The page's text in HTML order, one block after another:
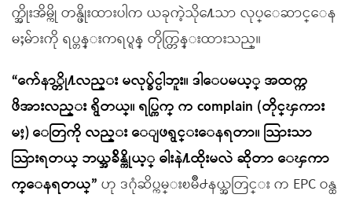
က္အိုးအိမ္ကို တန္ဖိုးထားပါက ယခုကဲ့သို႔ေသာ လုပ္ေဆာင္ေန
မႈမ်ားကို ရပ္တန္းကရပ္ရန္ တိုက္တြန္းထားသည္။
“က်ေနာ္တို႔လည္း မလုပ္ခ်င္ပါဘူး။ ဒါေပမယ့္ အထက္က
ဖိအားလည္း ရွိတယ္။ ရပ္ကြက္ က complain (တိုင္ၾကား
မႈ) ေတြကို လည္း ေျဖရွင္းေနရတာ။ သြားသာ
သြားရတယ္ ဘယ္အခ်ိန္ကိုယ့္ ဓါးနဲ႔ထိုးမလဲ ဆိုတာ ေၾကာ
က္ေနရတယ္” ဟု ဒဂုံဆိပ္ကမ္းၿမိဳ႕နယ္အတြင္း က EPC ဝန္ထ